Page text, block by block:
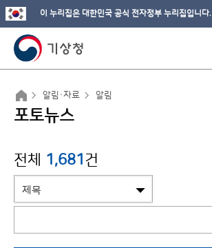
이 누리집은 대한민국 공식 전자정부 누리집입니다.
알림·자료 알림
포토뉴스
전체 1,681건